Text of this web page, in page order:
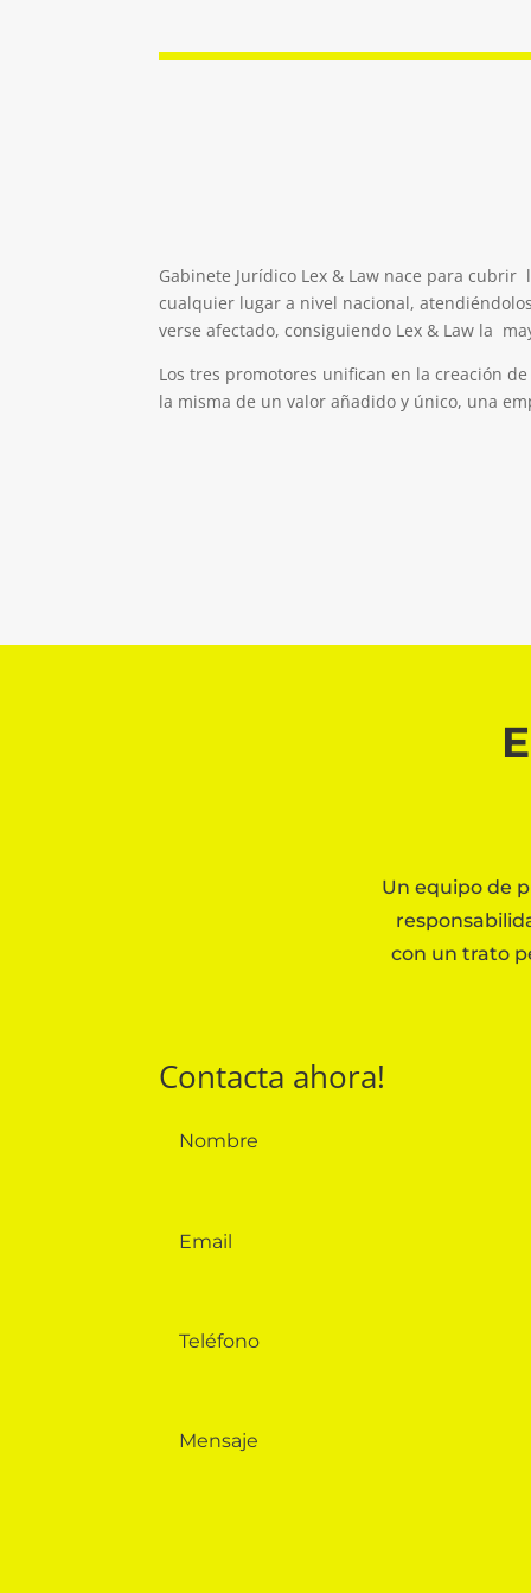
Gabinete Jurídico Lex & Law nace para
cualquier lugar a nivel nacional,
verse afectado, consiguiendo Lex & Law la
Los tres promotores unifican en la creación
la misma de un valor añadido y único, una
Un equipo de
con un trato
Contacta ahora!